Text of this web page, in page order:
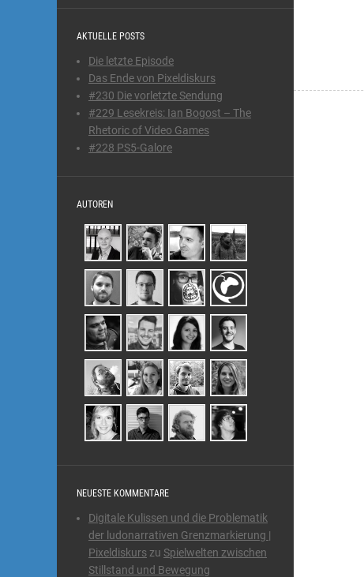
AKTUELLE POSTS
Die letzte Episode
Das Ende von Pixeldiskurs
#230 Die vorletzte Sendung
#229 Lesekreis: Ian Bogost – The
Rhetoric of Video Games
#228 PS5-Galore
AUTOREN
NEUESTE KOMMENTARE
Digitale Kulissen und die Problematik
der ludonarrativen Grenzmarkierung |
Pixeldiskurs zu Spielwelten zwischen
Stillstand und Bewegung